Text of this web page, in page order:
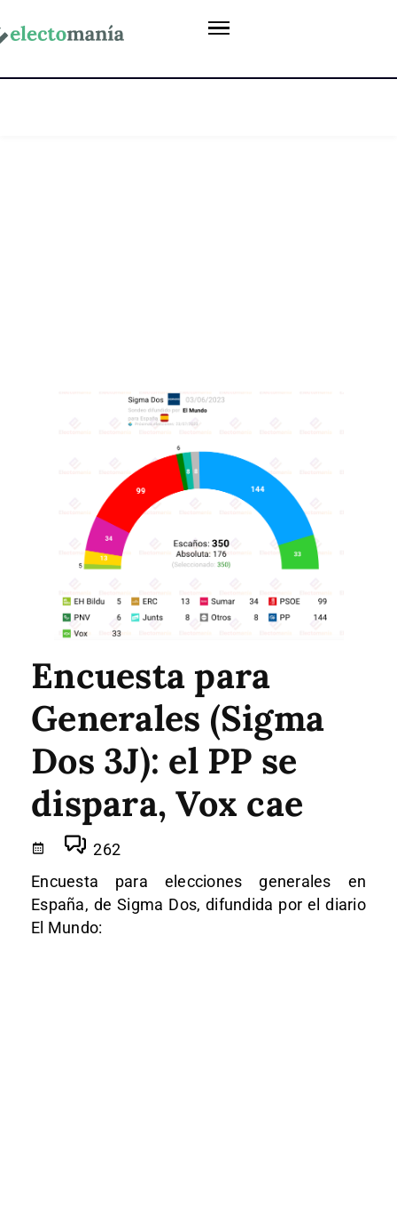
Encuesta para
Generales (Sigma
Dos 3J): el PP se
dispara, Vox cae
262
Encuesta para elecciones generales en
España, de Sigma Dos, difundida por el diario
El Mundo: